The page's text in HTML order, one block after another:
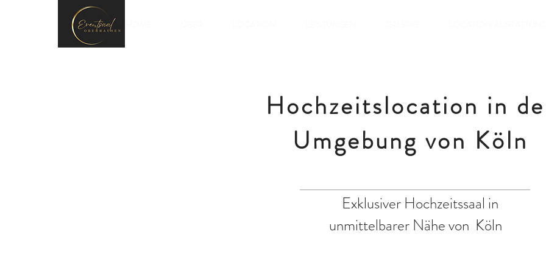
Hochzeitslocation in
Umgebung von Köln
Exklusiver Hochzeitssaal in
unmittelbarer Nähe von Köln